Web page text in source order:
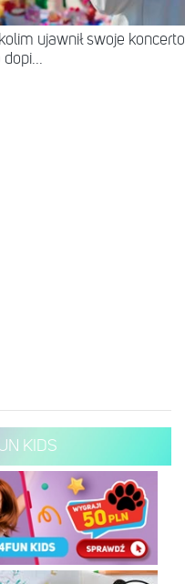
ujawnił swoje
dopi...
KIDS